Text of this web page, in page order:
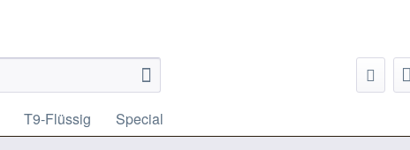
T9-Flüssig Special